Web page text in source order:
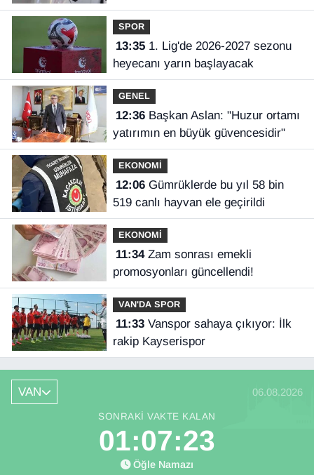
SPOR
13:351. Lig'de 2026-2027 sezonu
heyecanı yarın başlayacak
GENEL
12:36Başkan Aslan: "Huzur ortamı
yatırımın en büyük güvencesidir"
EKONOMİ
12:06Gümrüklerde bu yıl 58 bin
519 canlı hayvan ele geçirildi
EKONOMİ
11:34Zam sonrası emekli
promosyonları güncellendi!
VAN'DA SPOR
11:33Vanspor sahaya çıkıyor: İlk
rakip Kayserispor
VAN 06.08.2026
SONRAKI VAKTE KALAN
01:07:22
Öğle Namazı